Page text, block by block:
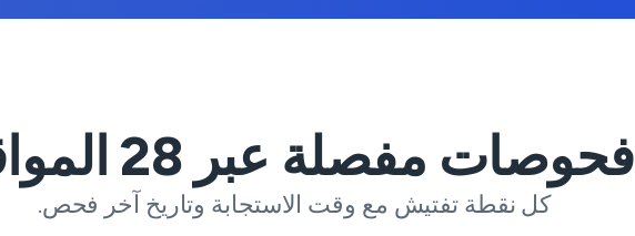
فحوصات مفصلة عبر 28
كل نقطة تفتيش مع وقت الاستجابة وتاريخ آخر فحص.